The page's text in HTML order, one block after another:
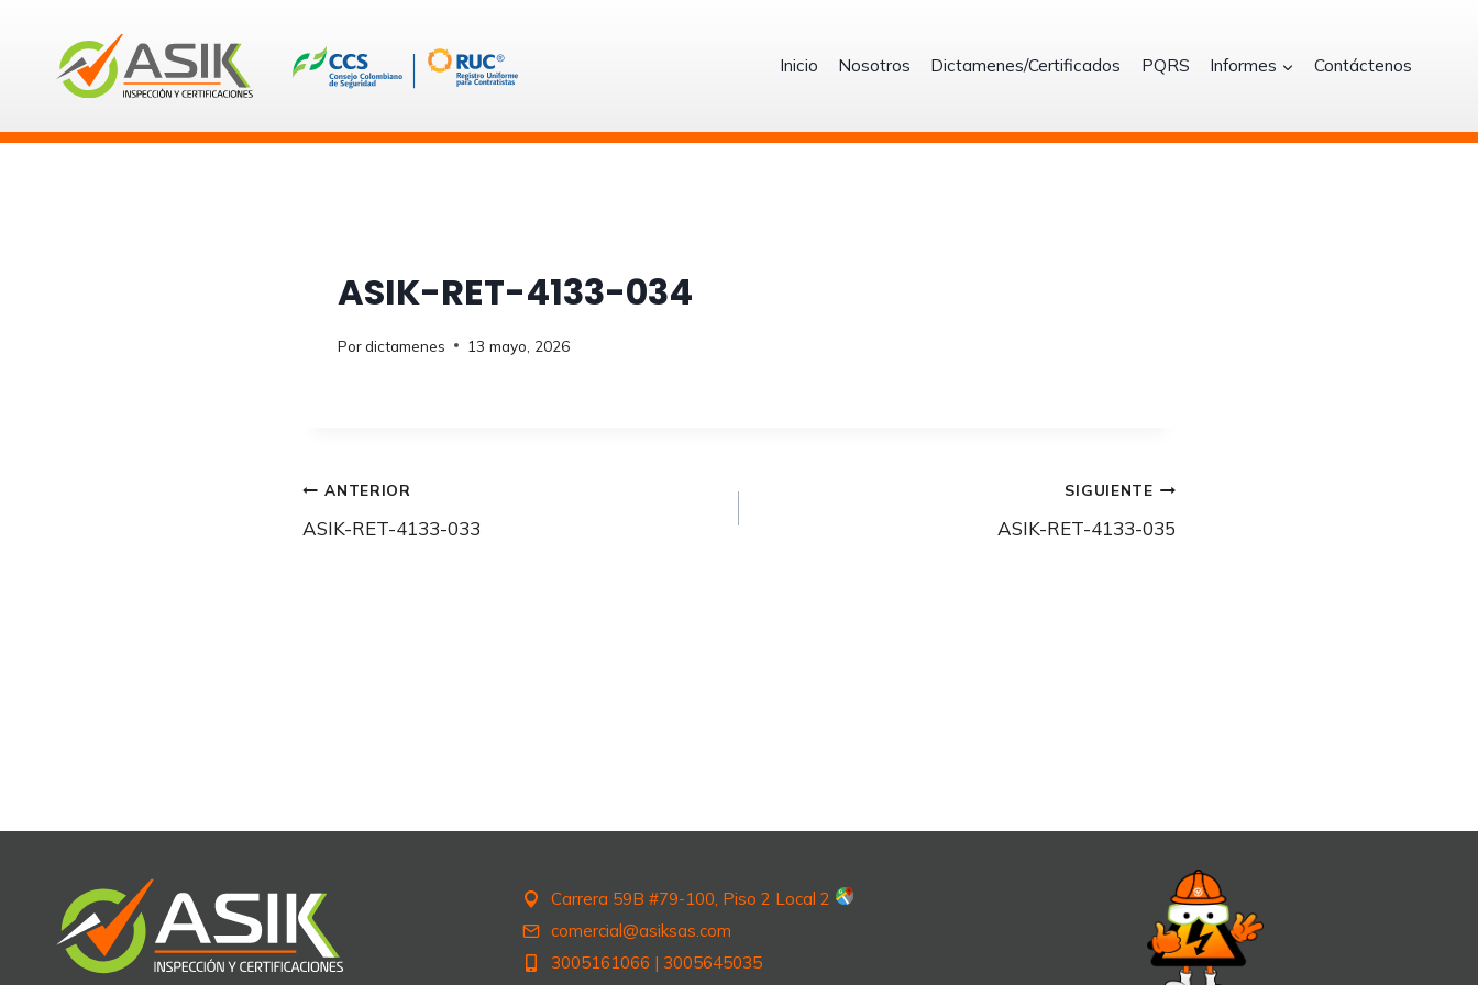
contenido
Inicio Nosotros Dictamenes/Certificados PQRS Informes Contáctenos
ASIK-RET-4133-034
Pordictamenes 13 mayo, 2026
Navegación
de
ANTERIOR
ASIK-RET-4133-033
SIGUIENTE
ASIK-RET-4133-035
Carrera 59B #79-100, Piso 2 Local 2
comercial@asiksas.com
3005161066 | 3005645035